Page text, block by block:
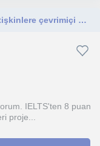
IELTS 8.0 seviyesinde, çocuklara ve yetişkinlere çevrimiçi özel İngilizce dersleri sunan, öğrenci odaklı ve sabırlı öğretmen.
IELTS'ten 8 puan
proje...